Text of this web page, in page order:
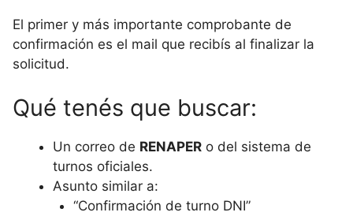
El primer y más importante comprobante de
confirmación es el mail que recibís al finalizar la
solicitud.
Qué tenés que buscar:
Un correo de RENAPER o del sistema de
turnos oficiales.
Asunto similar a:
“Confirmación de turno DNI”